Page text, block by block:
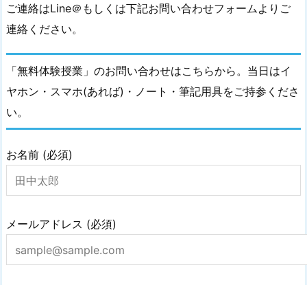
ご連絡はLine＠もしくは下記お問い合わせフォームよりご
連絡ください。
「無料体験授業」のお問い合わせはこちらから。当日はイ
ヤホン・スマホ(あれば)・ノート・筆記用具をご持参くださ
い。
お名前 (必須)
メールアドレス (必須)